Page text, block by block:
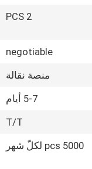
2 PCS
negotiable
منصة نقالة
5-7 أيام
T/T
5000 pcs لكلّ شهر